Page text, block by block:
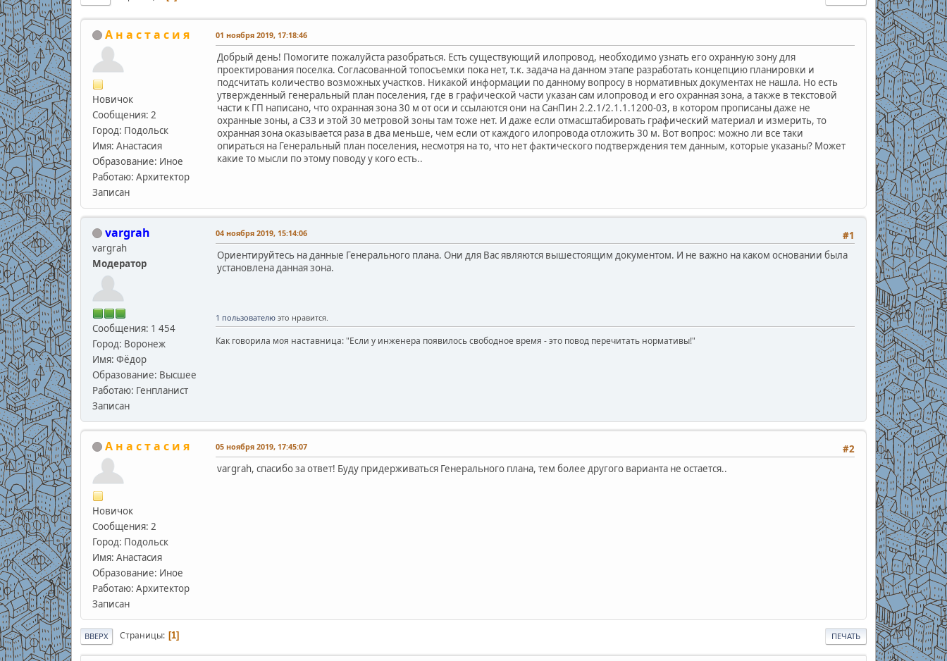
А н а с т а с и я
Новичок
Сообщения: 2
Город: Подольск
Имя: Анастасия
Образование: Иное
Работаю: Архитектор
Записан
01 ноября 2019, 17:18:46
Добрый день! Помогите пожалуйста разобраться. Есть существующий илопровод, необходимо узнать его охранную зону для
проектирования поселка. Согласованной топосъемки пока нет, т.к. задача на данном этапе разработать концепцию планировки и
подсчитать количество возможных участков. Никакой информации по данному вопросу в нормативных документах не нашла. Но есть
утвержденный генеральный план поселения, где в графической части указан сам илопровод и его охранная зона, а также в текстовой
части к ГП написано, что охранная зона 30 м от оси и ссылаются они на СанПин 2.2.1/2.1.1.1200-03, в котором прописаны даже не
охранные зоны, а СЗЗ и этой 30 метровой зоны там тоже нет. И даже если отмасштабировать графический материал и измерить, то
охранная зона оказывается раза в два меньше, чем если от каждого илопровода отложить 30 м. Вот вопрос: можно ли все таки
опираться на Генеральный план поселения, несмотря на то, что нет фактического подтверждения тем данным, которые указаны? Может
какие то мысли по этому поводу у кого есть..
vargrah
vargrah
Модератор
Сообщения: 1 454
Город: Воронеж
Имя: Фёдор
Образование: Высшее
Работаю: Генпланист
Записан
#1
04 ноября 2019, 15:14:06
Ориентируйтесь на данные Генерального плана. Они для Вас являются вышестоящим документом. И не важно на каком основании была
установлена данная зона.
1 пользователюэто нравится.
Как говорила моя наставница: "Если у инженера появилось свободное время - это повод перечитать нормативы!"
А н а с т а с и я
Новичок
Сообщения: 2
Город: Подольск
Имя: Анастасия
Образование: Иное
Работаю: Архитектор
Записан
#2
05 ноября 2019, 17:45:07
vargrah, спасибо за ответ! Буду придерживаться Генерального плана, тем более другого варианта не остается..
ПЕЧАТЬ
ВВЕРХ Страницы 1